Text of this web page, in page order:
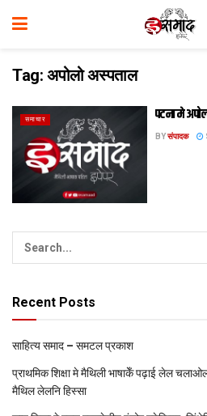
Tag: अपोलो अस्पताल
समाचार पटना मे
BYसंपादक
Recent Posts
साहित्य समाद – समटल प्रकाश
प्राथमिक शि‍क्षा मे मैथि‍ली भाषाकेँ पढ़ाई लेल
मैथिल लेलनि हिस्सा